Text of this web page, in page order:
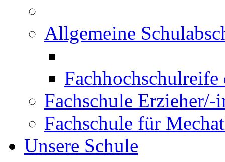
Allgemeine
Fachschule Erzieher/-
Fachschule für
Unsere Schule